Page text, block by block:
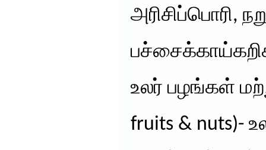
அரிசிப்பொரி,
உலர் பழங்கள்
fruits & nuts)-